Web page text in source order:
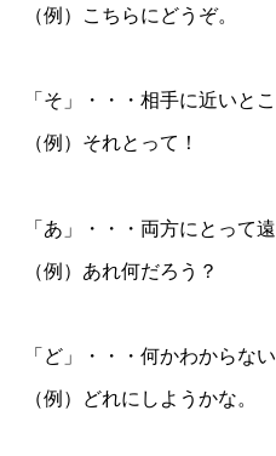
（例）こちらにどうぞ。
「そ」・・・相手に近いと
（例）それとって！
「あ」・・・両方にとって
（例）あれ何だろう？
「ど」・・・何かわからな
（例）どれにしようかな。